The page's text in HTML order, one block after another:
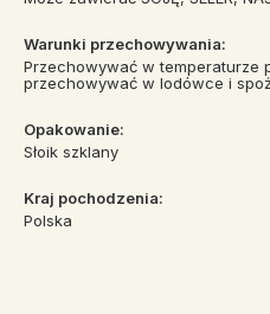
Warunki przechowywania:
Przechowywać w temperaturze
przechowywać w lodówce i
Opakowanie:
Słoik szklany
Kraj pochodzenia:
Polska